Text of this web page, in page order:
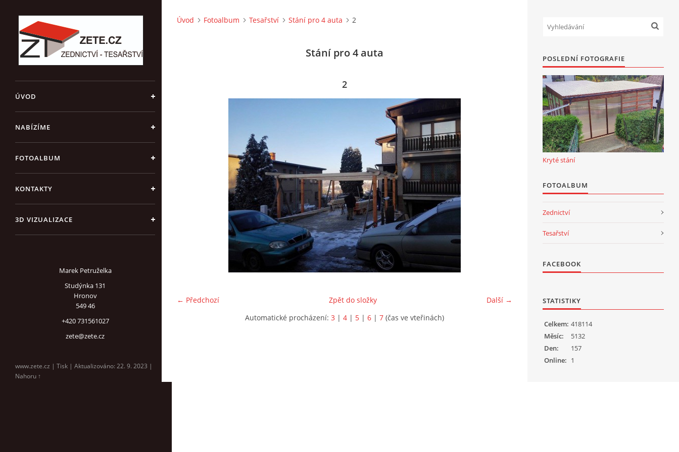
ÚVOD
NABÍZÍME
FOTOALBUM
KONTAKTY
3D VIZUALIZACE
Marek Petruželka
Studýnka 131
Hronov
549 46
+420 731561027
zete@zete.cz
www.zete.cz | Tisk | Aktualizováno: 22. 9. 2023 |
Nahoru ↑
Úvod Fotoalbum Tesařství Stání pro 4 auta 2
Stání pro 4 auta
2
← Předchozí Další →
Zpět do složky
Automatické procházení: 3 | 4 | 5 | 6 | 7 (čas ve vteřinách)
POSLEDNÍ FOTOGRAFIE
Kryté stání
FOTOALBUM
Zednictví
Tesařství
FACEBOOK
STATISTIKY
Online: 1
Celkem: 418114
Měsíc:
5132
Den:
157